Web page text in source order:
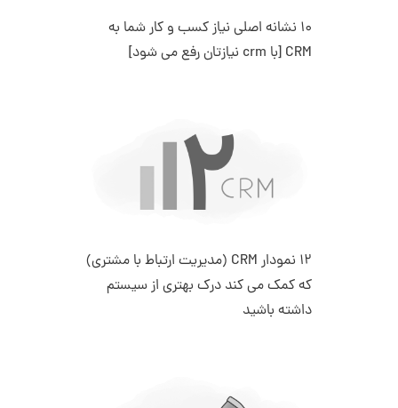
10 نشانه اصلی نیاز کسب و کار شما به
CRM [با crm نیازتان رفع می شود]
12 نمودار CRM (مدیریت ارتباط با مشتری)
که کمک می کند درک بهتری از سیستم
داشته باشید